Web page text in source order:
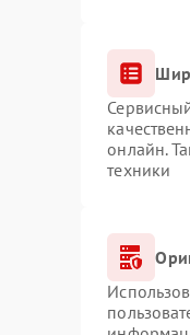
онлайн.
техники